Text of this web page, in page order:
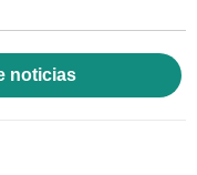
noticias